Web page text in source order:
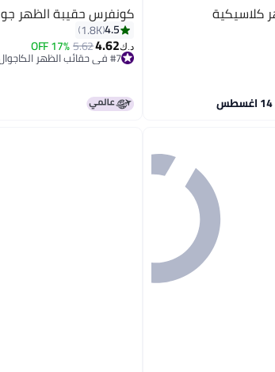
كلاسيكية كونفرس حقيبة الظهر جو 2 أسود
4.5
1.8K
د.ك‏4.62
5.62
17% OFF
#7 في حقائب الظهر الكاجوال